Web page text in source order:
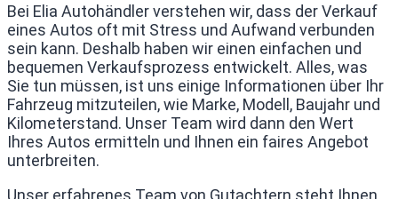
Bei Elia Autohändler verstehen wir, dass der Verkauf
eines Autos oft mit Stress und Aufwand verbunden
sein kann. Deshalb haben wir einen einfachen und
bequemen Verkaufsprozess entwickelt. Alles, was
Sie tun müssen, ist uns einige Informationen über Ihr
Fahrzeug mitzuteilen, wie Marke, Modell, Baujahr und
Kilometerstand. Unser Team wird dann den Wert
Ihres Autos ermitteln und Ihnen ein faires Angebot
unterbreiten.
Unser erfahrenes Team von Gutachtern steht Ihnen